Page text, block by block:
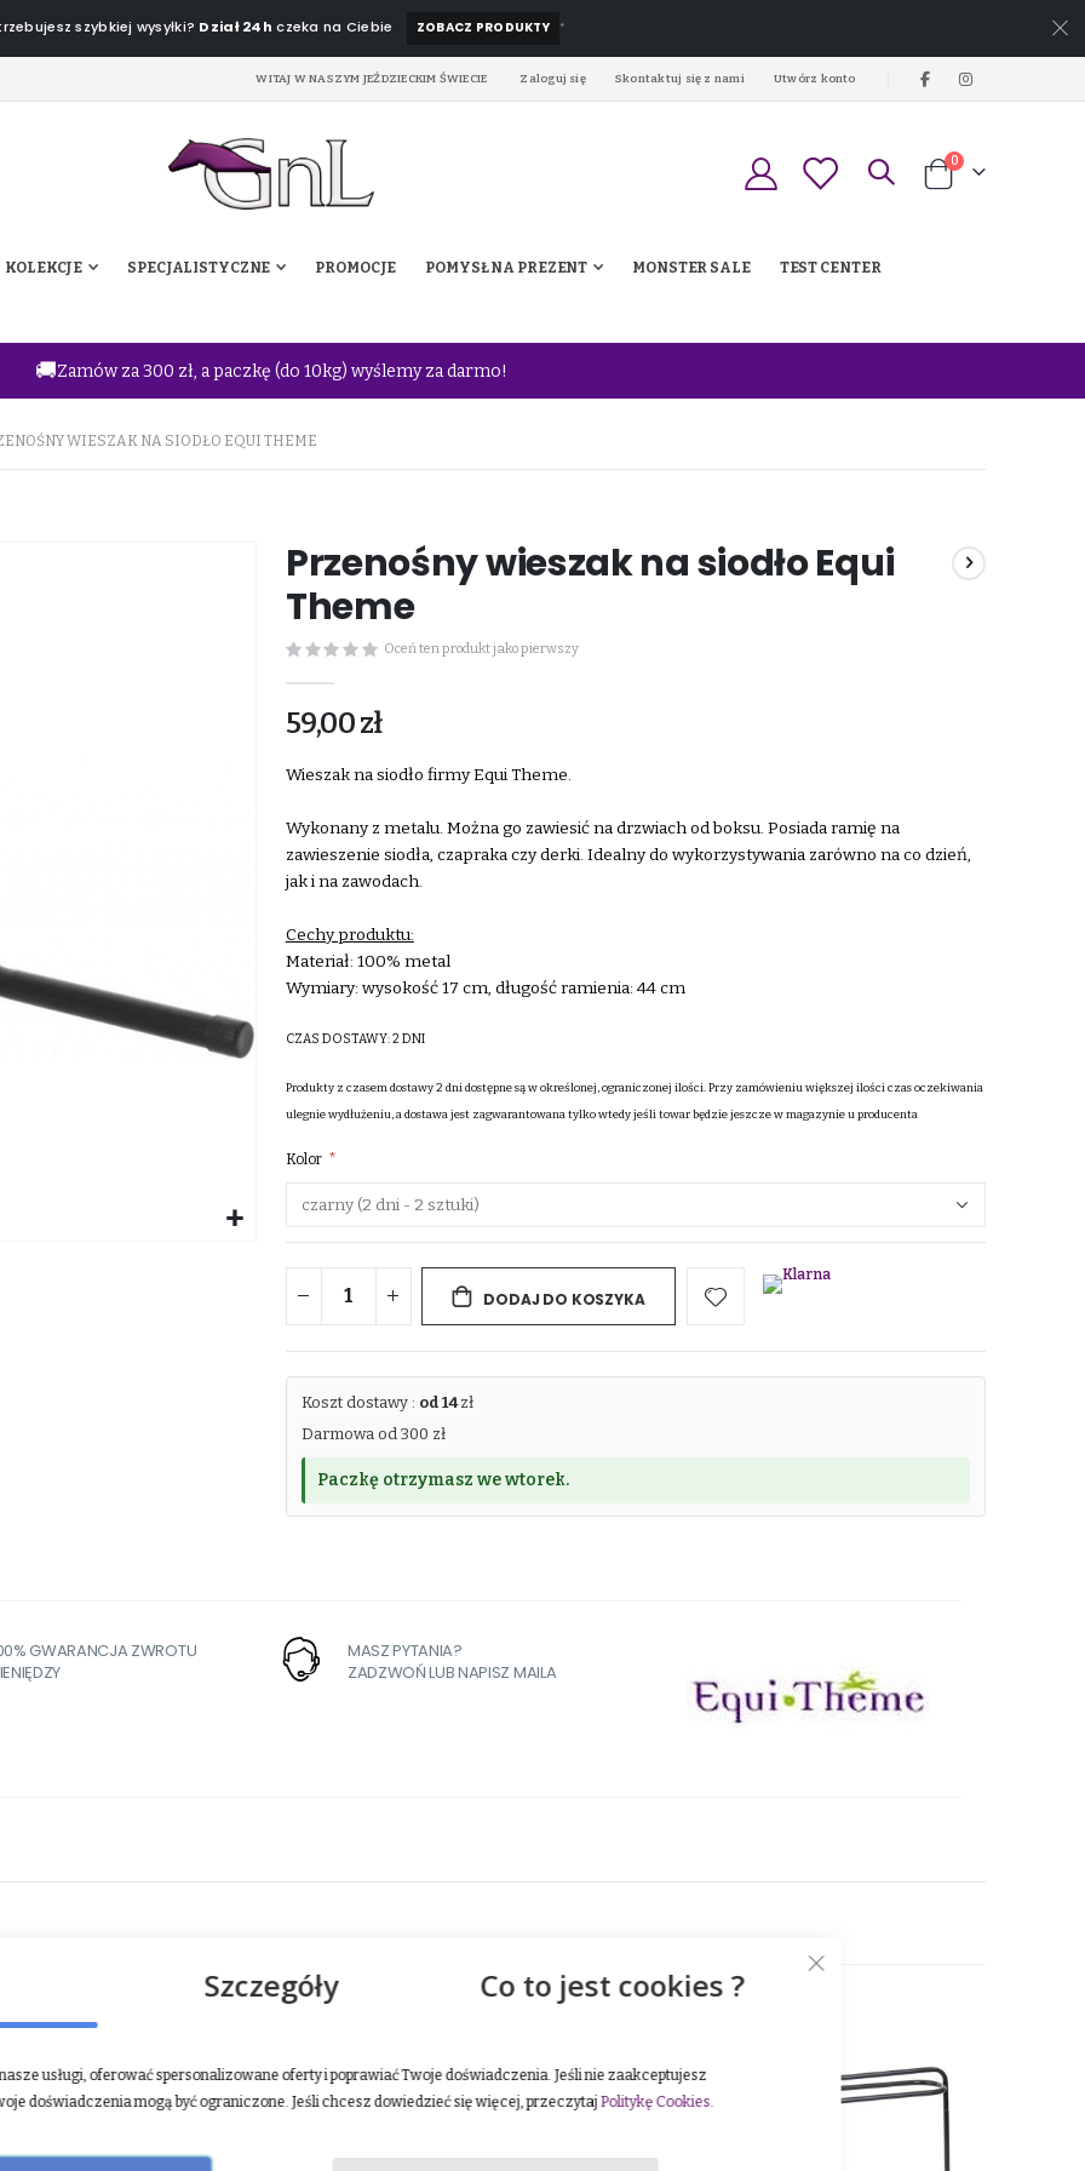
szybkiej wysyłki? Dział 24h czeka na Ciebie ZOBACZ PRODUKTY *
WITAJ W NASZYM JEŹDZIECKIM ŚWIECIE Zaloguj się Skontaktuj się z nami Utwórz konto
Koszyk
0produkty
KOLEKCJE SPECJALISTYCZNE PROMOCJE POMYSŁ NA PREZENT MONSTER SALE TEST CENTER
🚚Zamów za 300 zł, a paczkę (do 10kg) wyślemy za darmo!
WIESZAK NA SIODŁO EQUI THEME
Przenośny wieszak na siodło Equi
Theme
Oceń ten produkt jako pierwszy
59,00 zł
Wieszak na siodło firmy Equi Theme.
Wykonany z metalu. Można go zawiesić na drzwiach od boksu. Posiada ramię na
zawieszenie siodła, czapraka czy derki. Idealny do wykorzystywania zarówno na co dzień,
jak i na zawodach.
Cechy produktu:
Materiał: 100% metal
Wymiary: wysokość 17 cm, długość ramienia: 44 cm
CZAS DOSTAWY:2 DNI
Produkty z czasem dostawy 2 dni dostępne są w określonej, ograniczonej ilości. Przy zamówieniu większej ilości czas oczekiwania
ulegnie wydłużeniu, a dostawa jest zagwarantowana tylko wtedy jeśli towar będzie jeszcze w magazynie u producenta
Kolor
DODAJ DO KOSZYKA
Koszt dostawy : od 14zł
Darmowa od 300 zł
Paczkę otrzymasz we wtorek.
GWARANCJA ZWROTU
MASZ PYTANIA?
ZADZWOŃ LUB NAPISZ MAILA
Szczegóły Co to jest cookies ?
usługi, oferować spersonalizowane oferty i poprawiać Twoje doświadczenia. Jeśli nie zaakceptujesz
doświadczenia mogą być ograniczone. Jeśli chcesz dowiedzieć się więcej, przeczytaj Politykę Cookies.